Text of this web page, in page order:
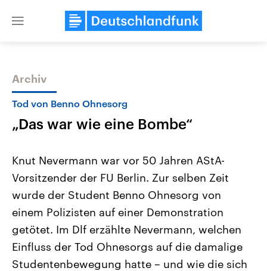
Close
Themen
Landtagswahl Sachsen-Anhalt
2026
Alle Informationen
Sachsen-Anhalt wählt am 6.
September 2026 einen neuen
Bundesland von einer Koalition aus
Aktuelle Beiträge,
Hintergründe
Wirtschaftlich und
gehören die Vereinigten
den mächtigsten Ländern
mit großem Einfluss auf
Archiv
Tod von Benno Ohnesorg
„Das war wie eine Bombe“
Knut Nevermann war vor 50 Jahren AStA-
Vorsitzender der FU Berlin. Zur selben Zeit
wurde der Student Benno Ohnesorg von
einem Polizisten auf einer Demonstration
getötet. Im Dlf erzählte Nevermann, welchen
Einfluss der Tod Ohnesorgs auf die damalige
Studentenbewegung hatte – und wie die sich